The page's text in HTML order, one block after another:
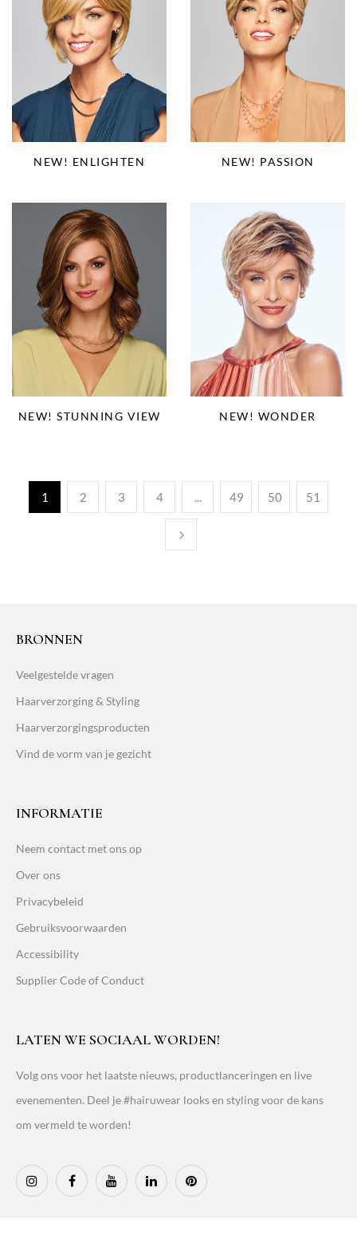
NEW! ENLIGHTEN NEW! PASSION
NEW! STUNNING VIEW NEW! WONDER
1 2 3 4 49 50 51
BRONNEN
Veelgestelde vragen
Haarverzorging & Styling
Haarverzorgingsproducten
Vind de vorm van je gezicht
INFORMATIE
Neem contact met ons op
Over ons
Privacybeleid
Gebruiksvoorwaarden
Accessibility
Supplier Code of Conduct
LATEN WE SOCIAAL WORDEN!
Volg ons voor het laatste nieuws, productlanceringen en live
evenementen. Deel je #hairuwear looks en styling voor de kans
om vermeld te worden!